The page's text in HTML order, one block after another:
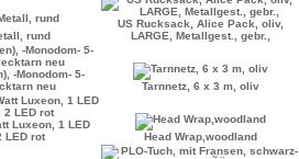
rund
US Rucksack, Alice Pack, oliv,
LARGE, Metallgest., gebr.,
-Monodom- 5-
neu
Tarnnetz, 6 x 3 m, oliv
Luxeon, 1 LED
LED rot
Head Wrap,woodland